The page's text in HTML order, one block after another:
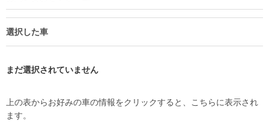
選択した車
まだ選択されていません
上の表からお好みの車の情報をクリックすると、こちらに表示され
ます。